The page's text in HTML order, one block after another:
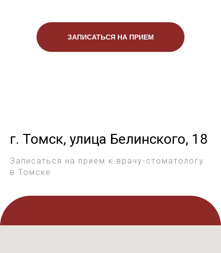
ЗАПИСАТЬСЯ НА ПРИЕМ
г. Томск, улица Белинского, 18
Записаться на прием к врачу-стоматологу
в Томске